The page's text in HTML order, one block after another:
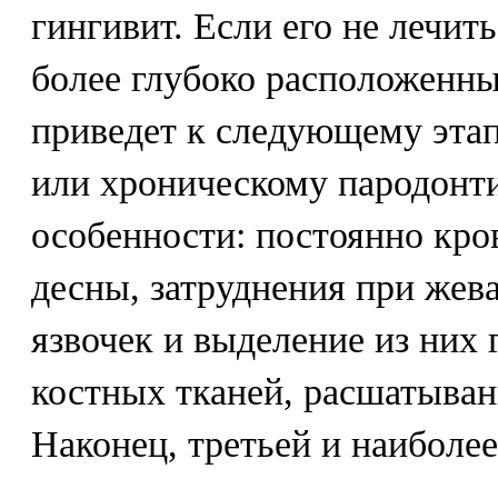
гингивит. Если его не
более глубоко
приведет к следующему
или хроническому
особенности: постоянно
десны, затруднения при
язвочек и выделение из них
костных тканей,
Наконец, третьей и